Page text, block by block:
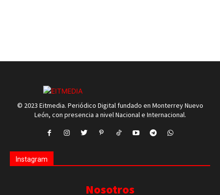
© 2023 Eitmedia. Periódico Digital fundado en Monterrey Nuevo
León, con presencia a nivel Nacional e Internacional.
Instagram
Nosotros